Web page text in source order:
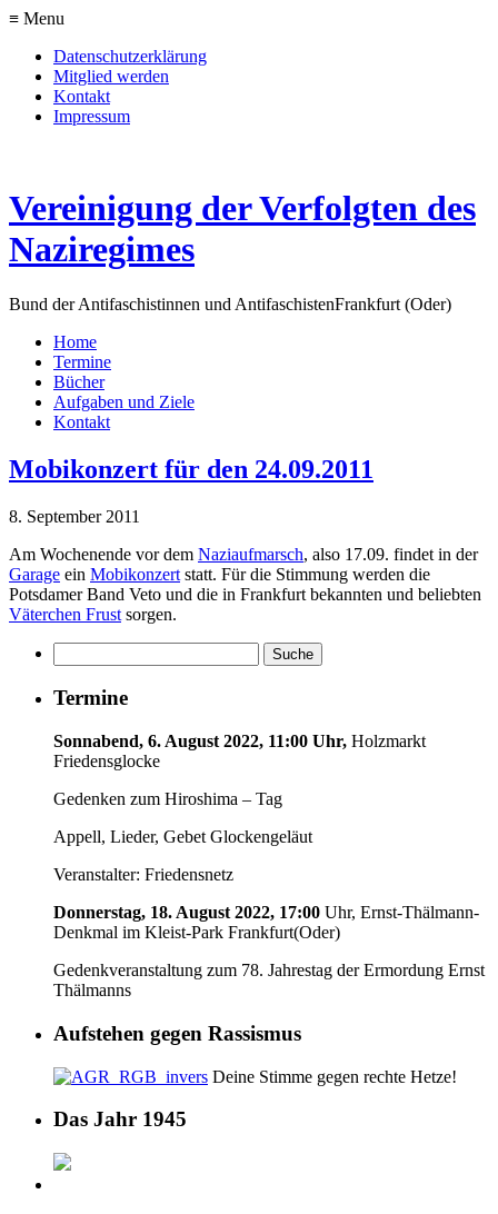
≡ Menu
Datenschutzerklärung
Mitglied werden
Kontakt
Impressum
Vereinigung der Verfolgten des
Naziregimes
Bund der Antifaschistinnen und AntifaschistenFrankfurt (Oder)
Home
Termine
Bücher
Aufgaben und Ziele
Kontakt
Mobikonzert für den 24.09.2011
8. September 2011
Am Wochenende vor dem Naziaufmarsch, also 17.09. findet in der
Garage ein Mobikonzert statt. Für die Stimmung werden die
Potsdamer Band Veto und die in Frankfurt bekannten und beliebten
Väterchen Frust sorgen.
Termine
Sonnabend, 6. August 2022, 11:00 Uhr, Holzmarkt
Friedensglocke
Gedenken zum Hiroshima – Tag
Appell, Lieder, Gebet Glockengeläut
Veranstalter: Friedensnetz
Donnerstag, 18. August 2022, 17:00 Uhr, Ernst-Thälmann-
Denkmal im Kleist-Park Frankfurt(Oder)
Gedenkveranstaltung zum 78. Jahrestag der Ermordung Ernst
Thälmanns
Aufstehen gegen Rassismus
Deine Stimme gegen rechte Hetze!
Das Jahr 1945